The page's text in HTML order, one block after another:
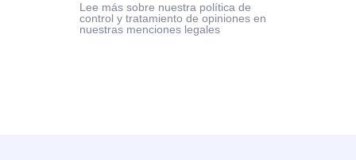
Lee más sobre nuestra política de
control y tratamiento de opiniones en
nuestras menciones legales